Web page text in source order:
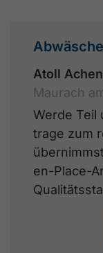
Atoll
Maurach
Werde Teil
trage zum
en-Place-